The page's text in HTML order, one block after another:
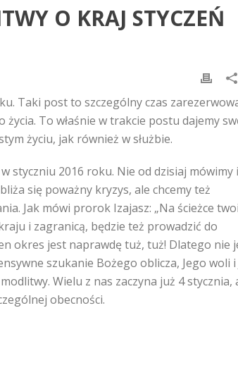
O KRAJ STYCZEŃ
Taki post to szczególny czas
To właśnie w trakcie postu dajemy
życiu, jak również w służbie.
styczniu 2016 roku. Nie od dzisiaj mówimy i
się poważny kryzys, ale chcemy też
Jak mówi prorok Izajasz: „Na ścieżce
i zagranicą, będzie też prowadzić do
okres jest naprawdę tuż, tuż! Dlatego nie
szukanie Bożego oblicza, Jego woli i
Wielu z nas zaczyna już 4 stycznia,
obecności.